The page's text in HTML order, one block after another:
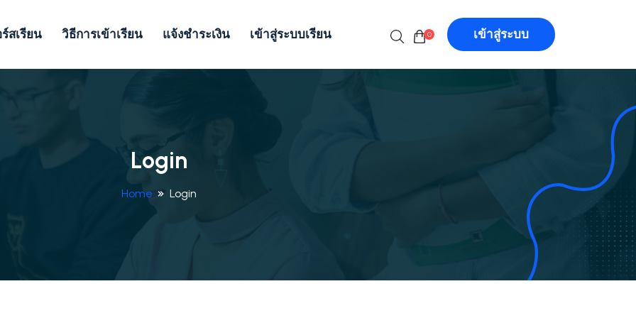
สเรียน วิธีการเข้าเรียน แจ้งชำระเงิน เข้าสู่ระบบเรียน 0 เข้าสู่ระบบ
Login
Home Login